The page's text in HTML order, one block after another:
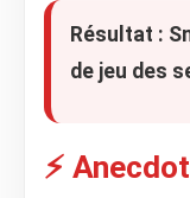
Résultat :
de jeu des
⚡